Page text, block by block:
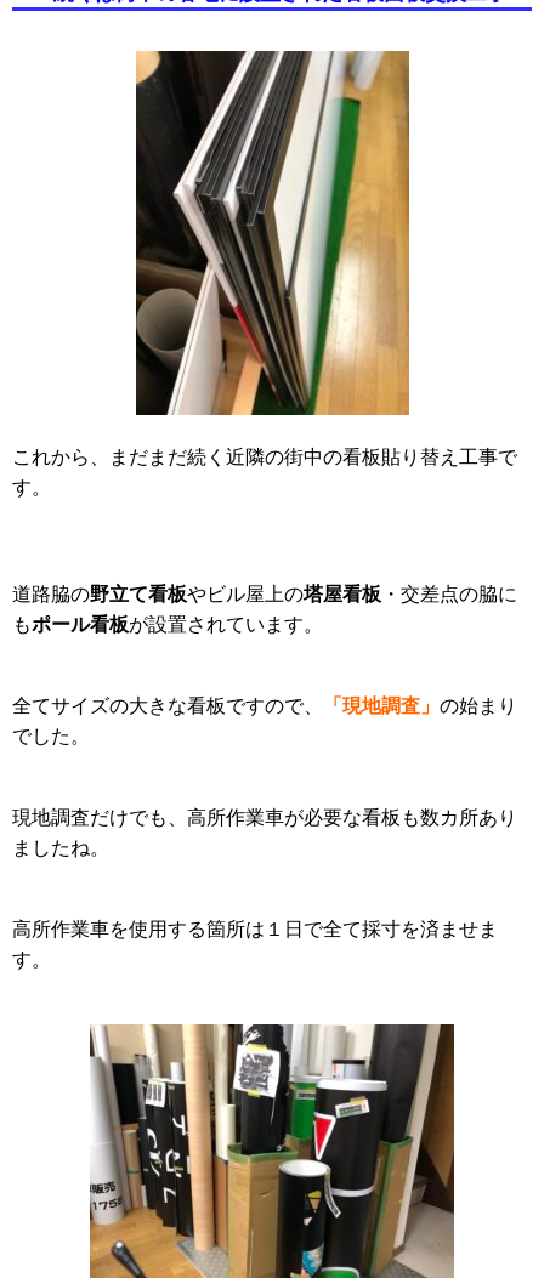
これから、まだまだ続く近隣の街中の看板貼り替え工事で
す。
道路脇の野立て看板やビル屋上の塔屋看板 ・交差点の脇に
もポール看板が設置されています。
全てサイズの大きな看板ですので、 「現地調査」 の始まり
でした。
現地調査だけでも、高所作業車が必要な看板も数カ所あり
ましたね。
高所作業車を使用する箇所は１日で全て採寸を済ませま
す。